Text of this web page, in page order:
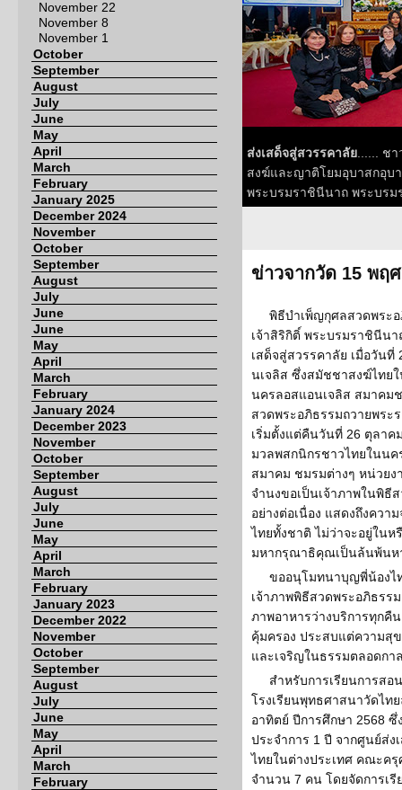
November 22
November 8
November 1
October
September
August
July
June
May
April
March
February
January 2025
December 2024
November
October
September
August
July
June
June
May
April
March
February
January 2024
December 2023
November
October
September
August
July
June
May
April
March
February
January 2023
December 2022
November
October
September
August
July
June
May
April
March
February
ส่งเสด็จสู่สวรรคาลัย ...... ช
สงฆ์และญาติโยมอุบาสกอุบ
พระบรมราชินีนาถ พระบร
ข่าวจากวัด 15 พฤ
พิธีบำเพ็ญกุศลสวดพระ
เจ้าสิริกิติ์ พระบรมราชินีน
เสด็จสู่สวรรคาลัย เมื่อวัน
นเจลิส ซึ่งสมัชชาสงฆ์ไทย
นครลอสแอนเจลิส สมาคม
สวดพระอภิธรรมถวายพระ
เริ่มตั้งแต่คืนวันที่ 26 ตุลา
มวลพสกนิกรชาวไทยในนค
สมาคม ชมรมต่างๆ หน่วยง
จำนงขอเป็นเจ้าภาพในพิธี
อย่างต่อเนื่อง แสดงถึงคว
ไทยทั้งชาติ ไม่ว่าจะอยู่ในห
มหากรุณาธิคุณเป็นล้นพ้นห
ขออนุโมทนาบุญพี่น้องไ
เจ้าภาพพิธีสวดพระอภิธรร
ภาพอาหารว่างบริการทุกคื
คุ้มครอง ประสบแต่ความสุ
และเจริญในธรรมตลอดกา
สำหรับการเรียนการส
โรงเรียนพุทธศาสนาวัดไท
อาทิตย์ ปีการศึกษา 2568
ประจำการ 1 ปี จากศูนย์ส่
ไทยในต่างประเทศ คณะค
จำนวน 7 คน โดยจัดการเ